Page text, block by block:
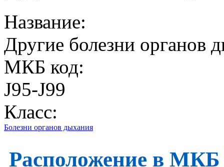
Название:
Другие болезни органов
МКБ код:
J95-J99
Класс:
Болезни органов дыхания
Расположение в